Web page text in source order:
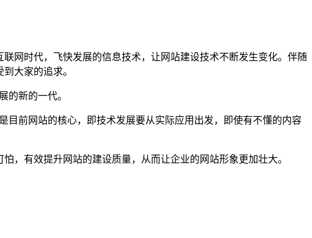
网时代，飞快发展的信息技术，让网站建设技术不断发生变化。伴随
大家的追求。
的新的一代。
目前网站的核心，即技术发展要从实际应用出发，即使有不懂的内容
，有效提升网站的建设质量，从而让企业的网站形象更加壮大。